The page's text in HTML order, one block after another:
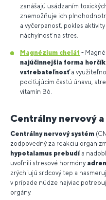
zanášajú usádzaním
znemožňuje ich
a vyčerpanosť, pokles
náchylnosť na stres.
Magnézium chelát -
najúčinnejšia forma
vstrebateľnosťa
pociťujúcim častú únavu,
vitamín B6.
Centrálny nervový
Centrálny nervový systém
zodpovedný za reakciu
hypotalamus prebudía
uvoľnili stresové hormóny
zrýchľujú srdcový tep a
v prípade núdze najviac
orgány.